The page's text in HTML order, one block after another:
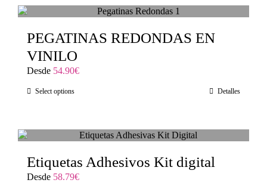
PEGATINAS REDONDAS EN
VINILO
Desde 54.90€
Select options Detalles
Etiquetas Adhesivos Kit digital
Desde 58.79€